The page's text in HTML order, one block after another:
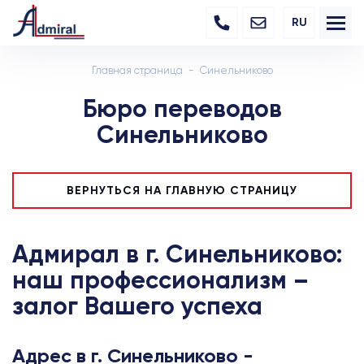
RU
Главная страница Синельниково
Бюро переводов
Синельниково
ВЕРНУТЬСЯ НА ГЛАВНУЮ СТРАНИЦУ
Адмирал в г. Синельниково:
наш профессионализм –
залог Вашего успеха
Адрес в г. Синельниково -